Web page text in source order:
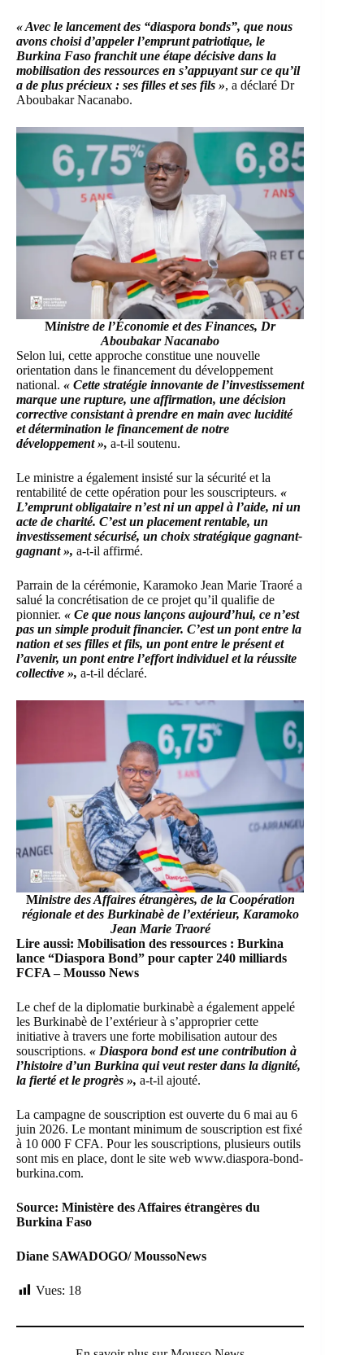
« Avec le lancement des “diaspora bonds”, que nous
avons choisi d’appeler l’emprunt patriotique, le
Burkina Faso franchit une étape décisive dans la
mobilisation des ressources en s’appuyant sur ce qu’il
a de plus précieux : ses filles et ses fils », a déclaré Dr
Aboubakar Nacanabo.
Ministre de l’Économie et des Finances, Dr
Aboubakar Nacanabo
Selon lui, cette approche constitue une nouvelle
orientation dans le financement du développement
national. « Cette stratégie innovante de l’investissement
marque une rupture, une affirmation, une décision
corrective consistant à prendre en main avec lucidité
et détermination le financement de notre
développement », a-t-il soutenu.
Le ministre a également insisté sur la sécurité et la
rentabilité de cette opération pour les souscripteurs. «
L’emprunt obligataire n’est ni un appel à l’aide, ni un
acte de charité. C’est un placement rentable, un
investissement sécurisé, un choix stratégique gagnant-
gagnant », a-t-il affirmé.
Parrain de la cérémonie, Karamoko Jean Marie Traoré a
salué la concrétisation de ce projet qu’il qualifie de
pionnier. « Ce que nous lançons aujourd’hui, ce n’est
pas un simple produit financier. C’est un pont entre la
nation et ses filles et fils, un pont entre le présent et
l’avenir, un pont entre l’effort individuel et la réussite
collective », a-t-il déclaré.
Ministre des Affaires étrangères, de la Coopération
régionale et des Burkinabè de l’extérieur, Karamoko
Jean Marie Traoré
Lire aussi: Mobilisation des ressources : Burkina
lance “Diaspora Bond” pour capter 240 milliards
FCFA – Mousso News
Le chef de la diplomatie burkinabè a également appelé
les Burkinabè de l’extérieur à s’approprier cette
initiative à travers une forte mobilisation autour des
souscriptions. « Diaspora bond est une contribution à
l’histoire d’un Burkina qui veut rester dans la dignité,
la fierté et le progrès », a-t-il ajouté.
La campagne de souscription est ouverte du 6 mai au 6
juin 2026. Le montant minimum de souscription est fixé
à 10 000 F CFA. Pour les souscriptions, plusieurs outils
sont mis en place, dont le site web www.diaspora-bond-
burkina.com.
Source: Ministère des Affaires étrangères du
Burkina Faso
Diane SAWADOGO/ MoussoNews
Vues: 18